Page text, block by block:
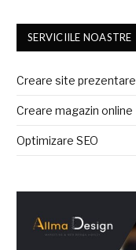
SERVICIILE NOASTRE
Creare site prezentare
Creare magazin online
Optimizare SEO